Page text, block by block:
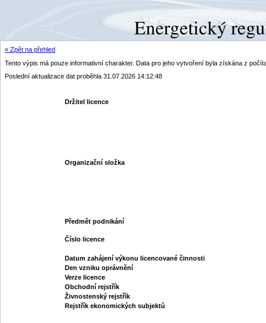
« Zpět na přehled
Tento výpis má pouze informativní charakter. Data pro jeho vytvoření byla získána z
Poslední aktualizace dat proběhla 31.07.2026 14:12:48
Držitel licence
Organizační složka
Předmět podnikání
Číslo licence
Datum zahájení výkonu licencované činnosti
Den vzniku oprávnění
Verze licence
Obchodní rejstřík
Živnostenský rejstřík
Rejstřík ekonomických subjektů